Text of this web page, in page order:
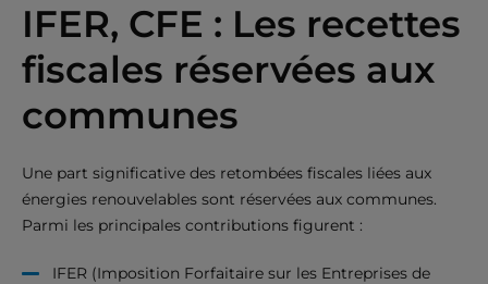
IFER, CFE : Les recettes
fiscales réservées aux
communes
Une part significative des retombées fiscales liées aux
énergies renouvelables sont réservées aux communes.
Parmi les principales contributions figurent :
IFER (Imposition Forfaitaire sur les Entreprises de